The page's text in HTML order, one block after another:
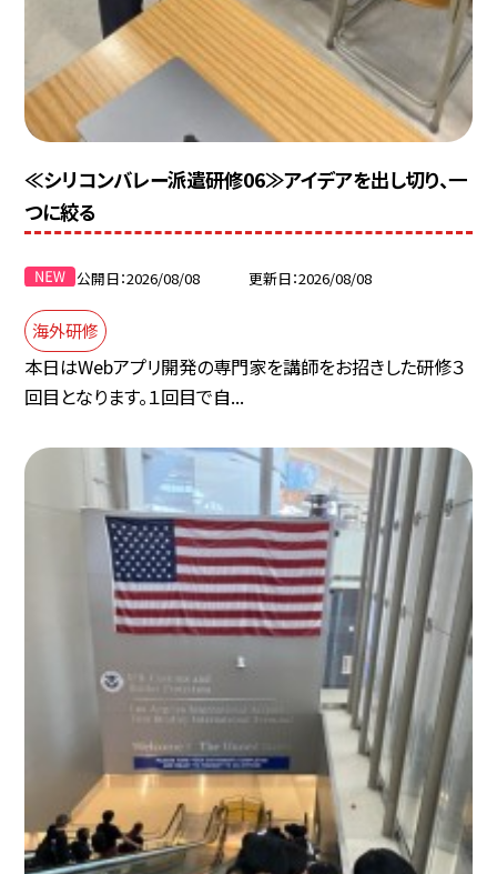
≪シリコンバレー派遣研修06≫アイデアを出し切り、一
つに絞る
公開日 2026/08/08 更新日 2026/08/08
海外研修
本日はWebアプリ開発の専門家を講師をお招きした研修３
回目となります。１回目で自...